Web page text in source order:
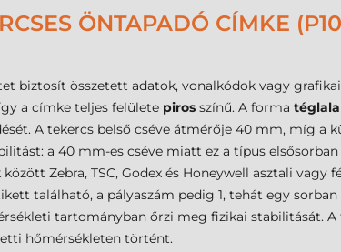
ÖNTAPADÓ CÍMKE
biztosít összetett adatok, vonalkódok vagy
a címke teljes felülete piros színű. A forma
A tekercs belső cséve átmérője 40 mm, míg a
a 40 mm-es cséve miatt ez a típus
Zebra, TSC, Godex és Honeywell asztali vagy
található, a pályaszám pedig 1, tehát egy
tartományban őrzi meg fizikai stabilitását.
hőmérsékleten történt.